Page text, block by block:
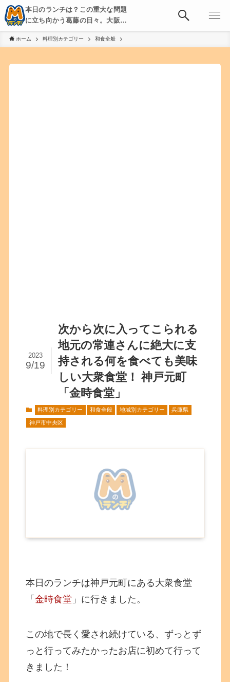
本日のランチは？この重大な問題
に立ち向かう葛藤の日々。大阪・
京都・神戸を中心とした食べ歩
き、飲み歩きを綴る。
ホーム 料理別カテゴリー 和食全般
次から次に入ってこられる
地元の常連さんに絶大に支
持される何を食べても美味
しい大衆食堂！ 神戸元町
「金時食堂」
2023
9/19
料理別カテゴリー 和食全般 地域別カテゴリー 兵庫県
神戸市中央区
本日のランチは神戸元町にある大衆食堂
「金時食堂 」に行きました。
この地で長く愛され続けている、ずっとず
っと行ってみたかったお店に初めて行って
きました！